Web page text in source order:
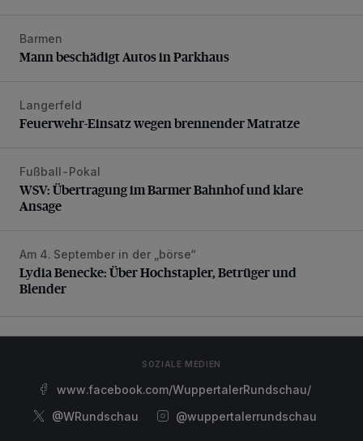
Mann beschädigt Autos in Parkhaus
Barmen
Mann beschädigt Autos in Parkhaus
Feuerwehr-Einsatz wegen brennender Matratze
Langerfeld
Feuerwehr-Einsatz wegen brennender Matratze
WSV: Übertragung im Barmer Bahnhof und klare Ansage
Fußball-Pokal
WSV: Übertragung im Barmer Bahnhof und klare
Ansage
Lydia Benecke: Über Hochstapler, Betrüger und Blender
Am 4. September in der „börse“
Lydia Benecke: Über Hochstapler, Betrüger und
Blender
SOZIALE MEDIEN
www.facebook.com/WuppertalerRundschau/
@WRundschau
@wuppertalerrundschau